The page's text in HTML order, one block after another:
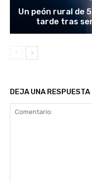
Un peón rural de
tarde tras
DEJA UNA RESPUESTA